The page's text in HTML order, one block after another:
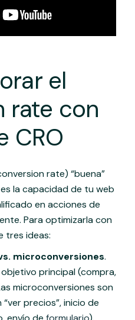
el
rate con
CRO
rate) “buena”
la capacidad de tu web
en acciones de
Para optimizarla con
tres ideas:
microconversiones.
principal (compra,
microconversiones son
precios”, inicio de